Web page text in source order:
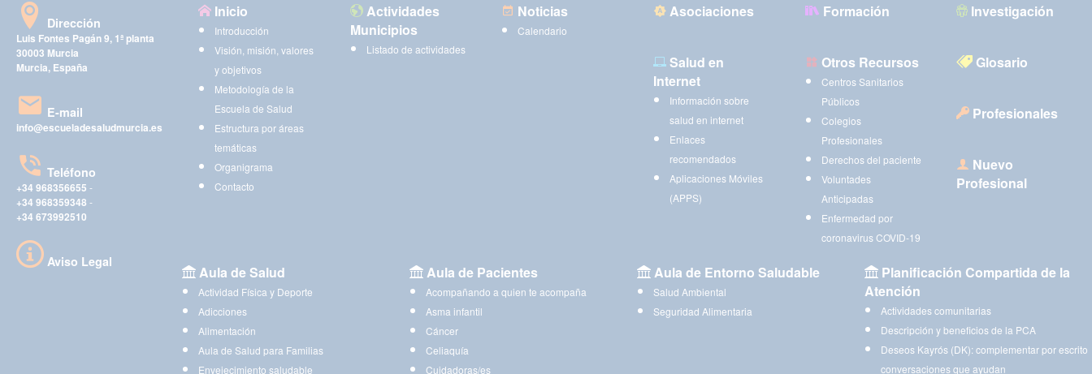
Dirección
Luis Fontes Pagán 9, 1ª planta
30003 Murcia
Murcia, España
E-mail
info@escueladesaludmurcia.es
Teléfono
+34 968356655 -
+34 968359348 -
+34 673992510
Aviso Legal
Inicio
Introducción
Visión, misión, valores
y objetivos
Metodología de la
Escuela de Salud
Estructura por áreas
temáticas
Organigrama
Contacto
Actividades
Municipios
Listado de actividades
Noticias
Calendario
Asociaciones Formación Investigación
Salud en
Internet
Información sobre
salud en internet
Enlaces
recomendados
Aplicaciones Móviles
(APPS)
Otros Recursos
Centros Sanitarios
Públicos
Colegios
Profesionales
Derechos del paciente
Voluntades
Anticipadas
Enfermedad por
coronavirus COVID-19
Glosario
Profesionales
Nuevo
Profesional
Aula de Salud
Actividad Física y Deporte
Adicciones
Alimentación
Aula de Salud para Familias
Envejecimiento saludable
Aula de Pacientes
Acompañando a quien te acompaña
Asma infantil
Cáncer
Celiaquía
Cuidadoras/es
Aula de Entorno Saludable
Salud Ambiental
Seguridad Alimentaria
Planificación Compartida de la
Atención
Actividades comunitarias
Descripción y beneficios de la PCA
Deseos Kayrós (DK): complementar por escrito
conversaciones que ayudan